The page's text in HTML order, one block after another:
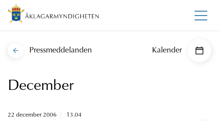
Pressmeddelanden Kalender
December
22 december 2006 13.04